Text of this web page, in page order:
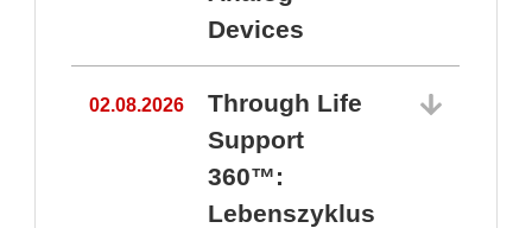
Devices
02.08.2026
Through Life
Support
360™:
Lebenszyklus